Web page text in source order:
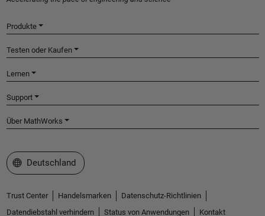
Produkte
Testen oder Kaufen
Lernen
Support
Über MathWorks
Website auswählen
Deutschland
Trust Center Handelsmarken
Datenschutz-Richtlinien
Datendiebstahl verhindern
Status von Anwendungen Kontakt